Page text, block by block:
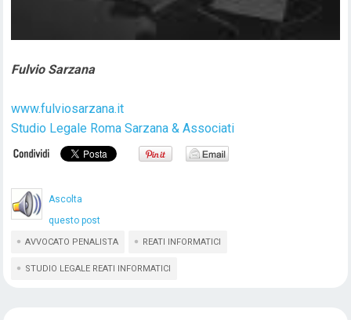
Fulvio Sarzana
www.fulviosarzana.it
Studio Legale Roma Sarzana & Associati
Ascolta
questo post
AVVOCATO PENALISTA REATI INFORMATICI
STUDIO LEGALE REATI INFORMATICI